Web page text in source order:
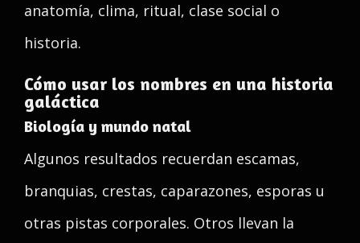
anatomía, clima, ritual, clase social o
historia.
Cómo usar los nombres en una historia
galáctica
Biología y mundo natal
Algunos resultados recuerdan escamas,
branquias, crestas, caparazones, esporas u
otras pistas corporales. Otros llevan la